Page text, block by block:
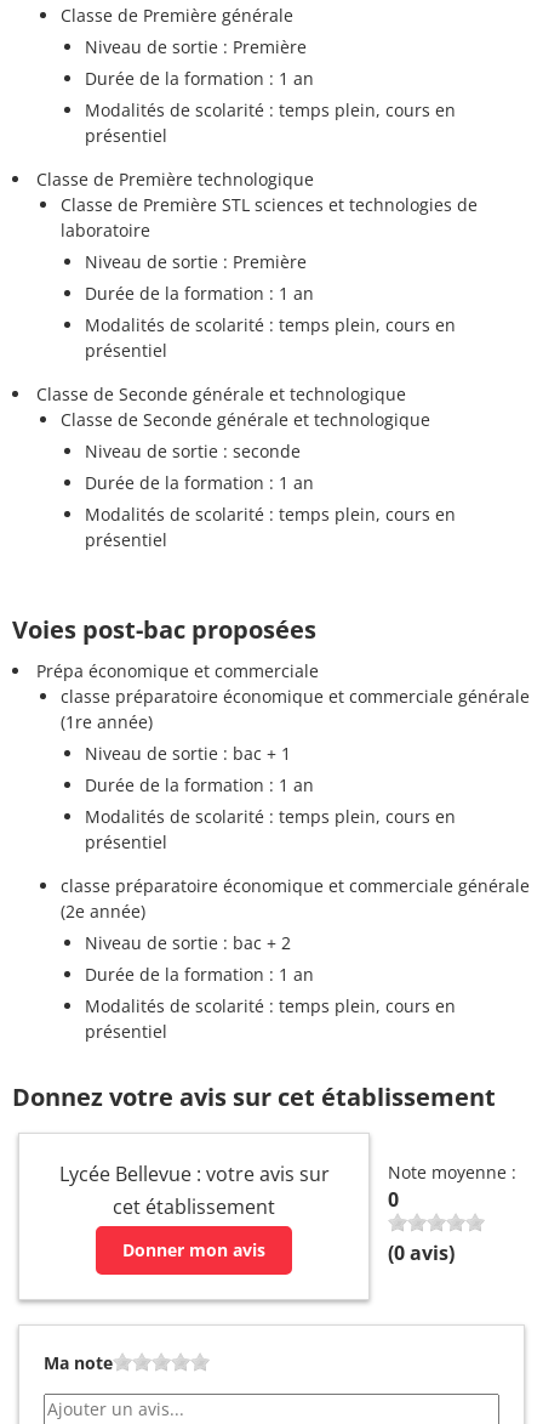
Classe de Première générale
Niveau de sortie : Première
Durée de la formation : 1 an
Modalités de scolarité : temps plein, cours en
présentiel
Classe de Première technologique
Classe de Première STL sciences et technologies de
laboratoire
Niveau de sortie : Première
Durée de la formation : 1 an
Modalités de scolarité : temps plein, cours en
présentiel
Classe de Seconde générale et technologique
Classe de Seconde générale et technologique
Niveau de sortie : seconde
Durée de la formation : 1 an
Modalités de scolarité : temps plein, cours en
présentiel
Voies post-bac proposées
Prépa économique et commerciale
classe préparatoire économique et commerciale générale
(1re année)
Niveau de sortie : bac + 1
Durée de la formation : 1 an
Modalités de scolarité : temps plein, cours en
présentiel
classe préparatoire économique et commerciale générale
(2e année)
Niveau de sortie : bac + 2
Durée de la formation : 1 an
Modalités de scolarité : temps plein, cours en
présentiel
Donnez votre avis sur cet établissement
Lycée Bellevue : votre avis sur
cet établissement
Donner mon avis
Note moyenne :
0
(0avis)
Ma note